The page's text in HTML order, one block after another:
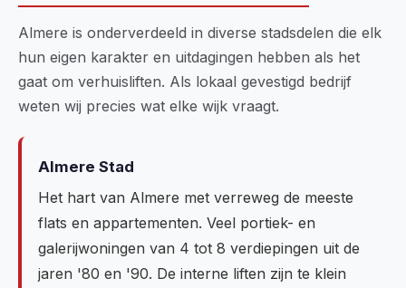
Almere is onderverdeeld in diverse stadsdelen die elk
hun eigen karakter en uitdagingen hebben als het
gaat om verhuisliften. Als lokaal gevestigd bedrijf
weten wij precies wat elke wijk vraagt.
Almere Stad
Het hart van Almere met verreweg de meeste
flats en appartementen. Veel portiek- en
galerijwoningen van 4 tot 8 verdiepingen uit de
jaren '80 en '90. De interne liften zijn te klein